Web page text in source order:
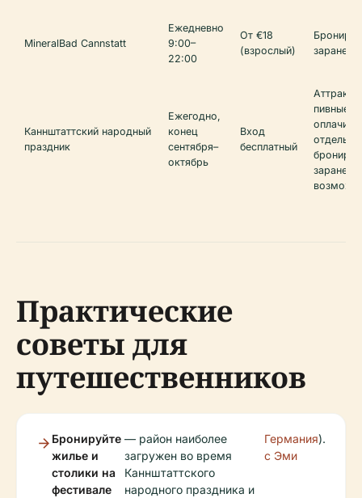
MineralBad Cannstatt
Ежедневно
9:00–
22:00
От €18
(взрослый)
заранее
Каннштаттский народный
праздник
Ежегодно,
конец
сентября–
октябрь
Вход
бесплатный
пивные
заранее,
Практические
советы для
путешественников
Бронируйте
жилье и
столики на
фестивале
— район наиболее
загружен во время
Каннштаттского
народного праздника и
Германия
с Эми
).